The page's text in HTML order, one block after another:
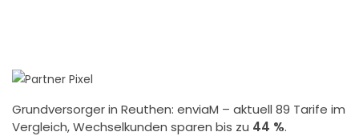
Grundversorger in Reuthen: enviaM – aktuell 89 Tarife im
Vergleich, Wechselkunden sparen bis zu 44 %.